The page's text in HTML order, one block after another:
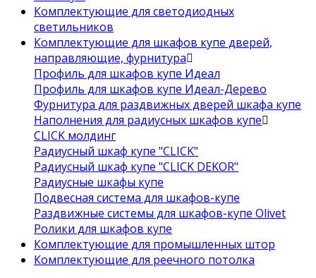
Комплектующие для светодиодных
светильников
Комплектующие для шкафов купе дверей,
направляющие, фурнитура
Профиль для шкафов купе Идеал
Профиль для шкафов купе Идеал-Дерево
Фурнитура для раздвижных дверей шкафа купе
Наполнения для радиусных шкафов купе
CLICK молдинг
Радиусный шкаф купе "CLICK"
Радиусный шкаф купе "CLICK DEKOR"
Радиусные шкафы купе
Подвесная система для шкафов-купе
Раздвижные системы для шкафов-купе Olivet
Ролики для шкафов купе
Комплектующие для промышленных штор
Комплектующие для реечного потолка